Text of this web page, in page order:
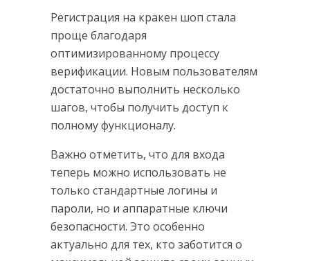
Регистрация на кракен шоп стала
проще благодаря
оптимизированному процессу
верификации. Новым пользователям
достаточно выполнить несколько
шагов, чтобы получить доступ к
полному функционалу.
Важно отметить, что для входа
теперь можно использовать не
только стандартные логины и
пароли, но и аппаратные ключи
безопасности. Это особенно
актуально для тех, кто заботится о